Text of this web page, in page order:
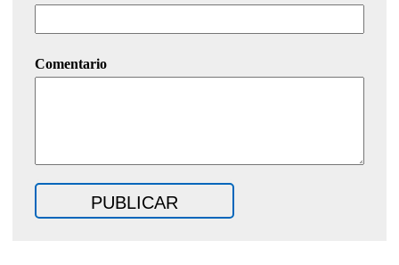
Comentario